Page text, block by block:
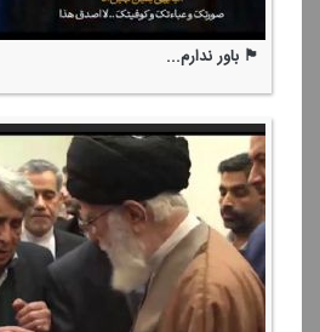
🏴 باور ندارم...